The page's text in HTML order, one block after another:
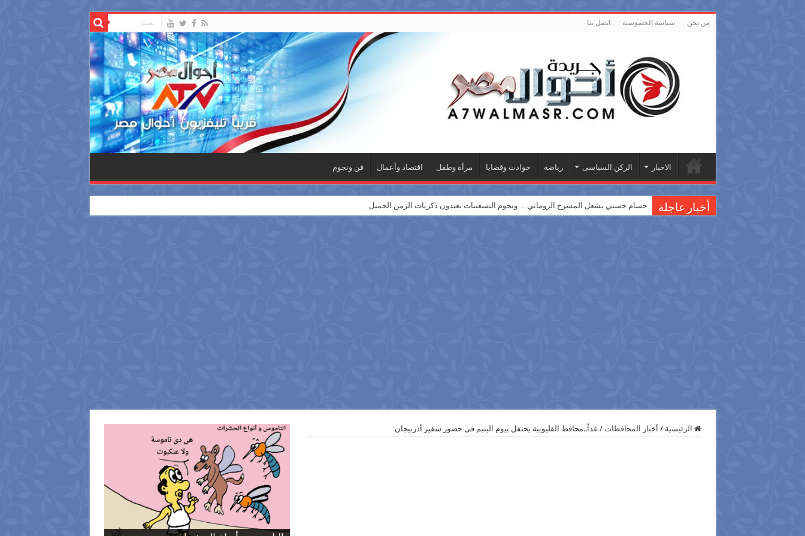
من نحن سياسة الخصوصية اتصل بنا
الاخبار الركن السياسى رياضة حوادث وقضايا مرأة وطفل اقتصاد وأعمال فن ونجوم
أخبار عاجلة حسام حسني يشعل المسرح الروماني …ونجوم التسعينات يعيدون ذكريات الزمن الجميل
الرئيسية / أخبار المحافظات / غداً..محافظ القليوبية يحتفل بيوم اليتيم فى حضور سفير أذربيجان